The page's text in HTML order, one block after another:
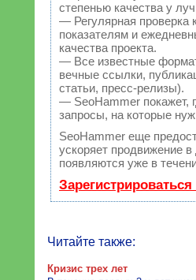
степенью качества у
— Регулярная проверка
показателям и
качества проекта.
— Все известные
вечные ссылки,
статьи, пресс-релизы).
— SeoHammer покажет,
запросы, на которые
SeoHammer еще
ускоряет продвижение
появляются уже в
Читайте также:
Кризис трех лет